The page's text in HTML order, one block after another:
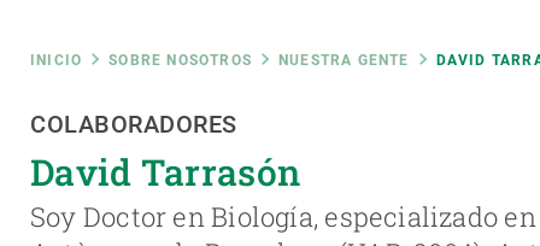
Ruta
de
navegación
INICIO SOBRE NOSOTROS NUESTRA GENTE DAVID
COLABORADORES
David Tarrasón
Soy Doctor en Biología, especializado
Featured
responsive
INTRANET
Responsive
SOBRE NOSOTROS
El Centro